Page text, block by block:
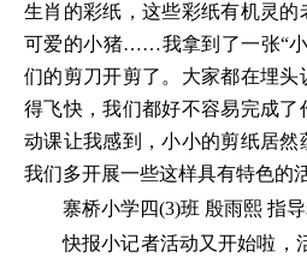
生肖的彩纸，这些彩纸有机灵
可爱的小猪……我拿到了一张“
们的剪刀开剪了。大家都在埋头
得飞快，我们都好不容易完成
动课让我感到，小小的剪纸居然
我们多开展一些这样具有特色的
寨桥小学四(3)班 殷雨熙 指
快报小记者活动又开始啦